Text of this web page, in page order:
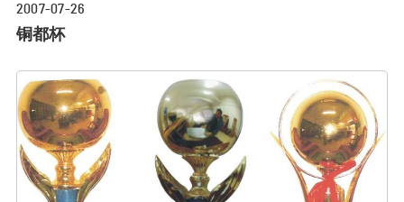
2007-07-26
铜都杯